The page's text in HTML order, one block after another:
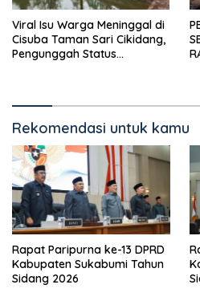
Viral Isu Warga Meninggal di
Cisuba Taman Sari Cikidang,
Pengunggah Status
Rekomendasi untuk kamu
Rapat Paripurna ke-13 DPRD
Kabupaten Sukabumi Tahun
Sidang 2026